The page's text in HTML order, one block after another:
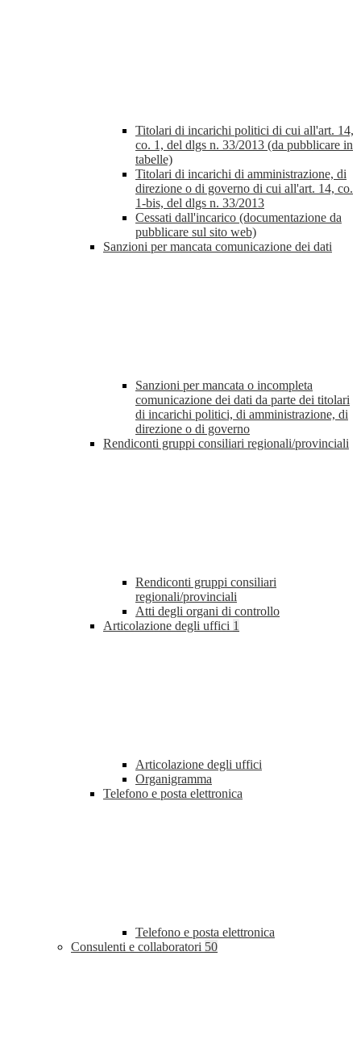
Titolari di incarichi politici di cui all'art. 14,
co. 1, del dlgs n. 33/2013 (da pubblicare in
tabelle)
Titolari di incarichi di amministrazione, di
direzione o di governo di cui all'art. 14, co.
1-bis, del dlgs n. 33/2013
Cessati dall'incarico (documentazione da
pubblicare sul sito web)
Sanzioni per mancata comunicazione dei dati
Sanzioni per mancata o incompleta
comunicazione dei dati da parte dei titolari
di incarichi politici, di amministrazione, di
direzione o di governo
Rendiconti gruppi consiliari regionali/provinciali
Rendiconti gruppi consiliari
regionali/provinciali
Atti degli organi di controllo
Articolazione degli uffici 1
Articolazione degli uffici
Organigramma
Telefono e posta elettronica
Telefono e posta elettronica
Consulenti e collaboratori 50